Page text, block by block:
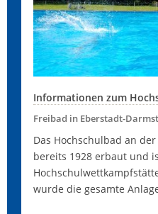
Informationen zum
Freibad in Eberstadt-
Das Hochschulbad an
bereits 1928 erbaut und
wurde die gesamte